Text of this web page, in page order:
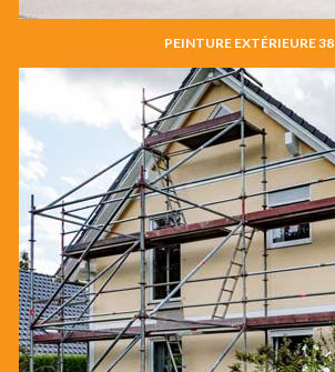
PEINTURE EXTÉRIEURE 38